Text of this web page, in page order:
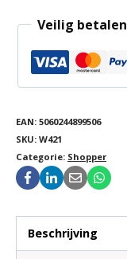
Veilig betalen
EAN: 5060244899506
SKU: W421
Categorie: Shopper
Beschrijving